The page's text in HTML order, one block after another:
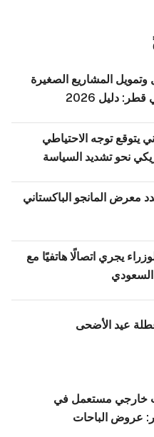
المشاريع الصغيرة
دليل 2026
يتوقع توجه الاحتياطي
نحو تشديد السياسة
معرض المانجو الباكستاني
يجري اتصالًا هاتفيًا مع
السعودي
عيد الأضحى
خارجي مستعمل في
عروض الباحات